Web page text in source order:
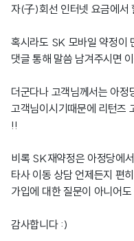
자(子)회선 인터넷 요금에서
혹시라도 SK 모바일 약정이
댓글 통해 말씀 남겨주시면
더군다나 고객님께서는 아
고객님이시기때문에 리턴즈
!!
비록 SK재약정은 아정당에
타사 이동 상담 언제든지 편
가입에 대한 질문이 아니어
감사합니다 :)